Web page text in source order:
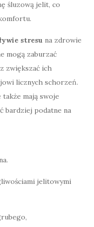
śluzową jelit, co
stresu na zdrowie
mogą zaburzać
zwiększać ich
licznych schorzeń.
mają swoje
bardziej podatne na
jelitowymi